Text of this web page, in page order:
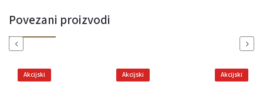
Povezani proizvodi
Previous
Akcijski Akcijski Akcijski
Next